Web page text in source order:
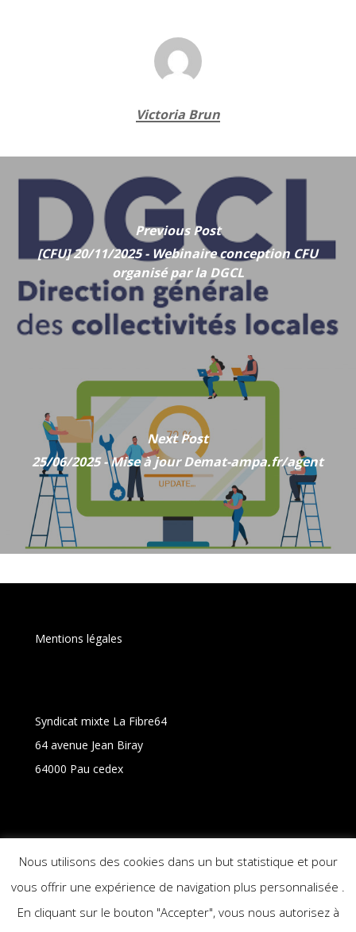
Victoria Brun
Previous Post
[CFU] 20/11/2025 - Webinaire conception CFU
organisé par la DGCL
Next Post
25/06/2025 - Mise à jour Demat-ampa.fr/agent
Mentions légales
Syndicat mixte La Fibre64
64 avenue Jean Biray
64000 Pau cedex
Nous utilisons des cookies dans un but statistique et pour
vous offrir une expérience de navigation plus personnalisée .
En cliquant sur le bouton "Accepter", vous nous autorisez à